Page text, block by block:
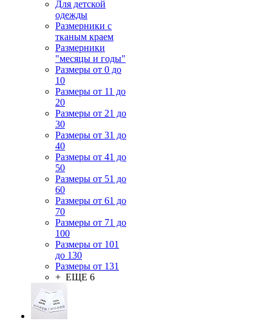
Для детской
одежды
Размерники с
тканым краем
Размерники
"месяцы и годы"
Размеры от 0 до
10
Размеры от 11 до
20
Размеры от 21 до
30
Размеры от 31 до
40
Размеры от 41 до
50
Размеры от 51 до
60
Размеры от 61 до
70
Размеры от 71 до
100
Размеры от 101
до 130
Размеры от 131
+ ЕЩЕ 6